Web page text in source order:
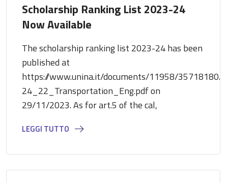
Scholarship Ranking List 2023-24
Now Available
The scholarship ranking list 2023-24 has been
published at
https://www.unina.it/documents/11958/
24_22_Transportation_Eng.pdf on
29/11/2023. As for art.5 of the cal,
LEGGI TUTTO